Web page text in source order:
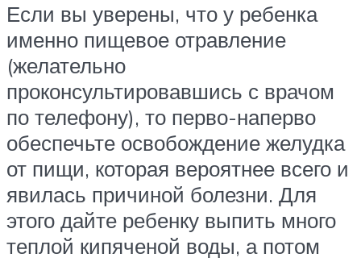
Если вы уверены, что у ребенка
именно пищевое отравление
(желательно
проконсультировавшись с врачом
по телефону), то перво-наперво
обеспечьте освобождение желудка
от пищи, которая вероятнее всего и
явилась причиной болезни. Для
этого дайте ребенку выпить много
теплой кипяченой воды, а потом